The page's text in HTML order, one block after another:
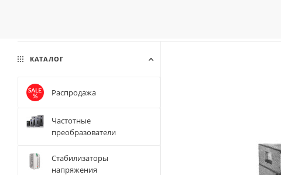
КАТАЛОГ
Распродажа
Частотные
преобразователи
Стабилизаторы
напряжения